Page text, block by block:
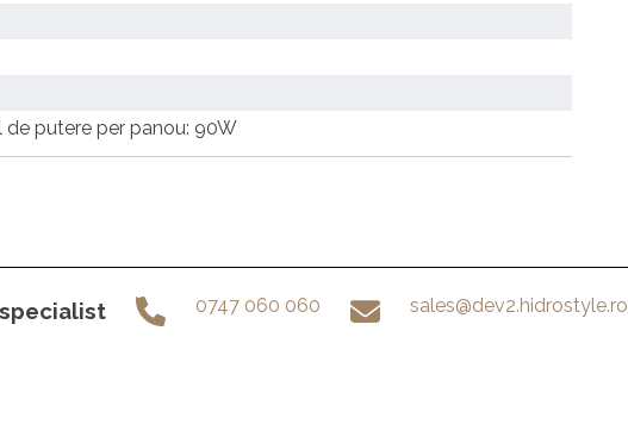
de putere per panou: 90W
0747 060 060 sales@dev2.hidrostyle.ro